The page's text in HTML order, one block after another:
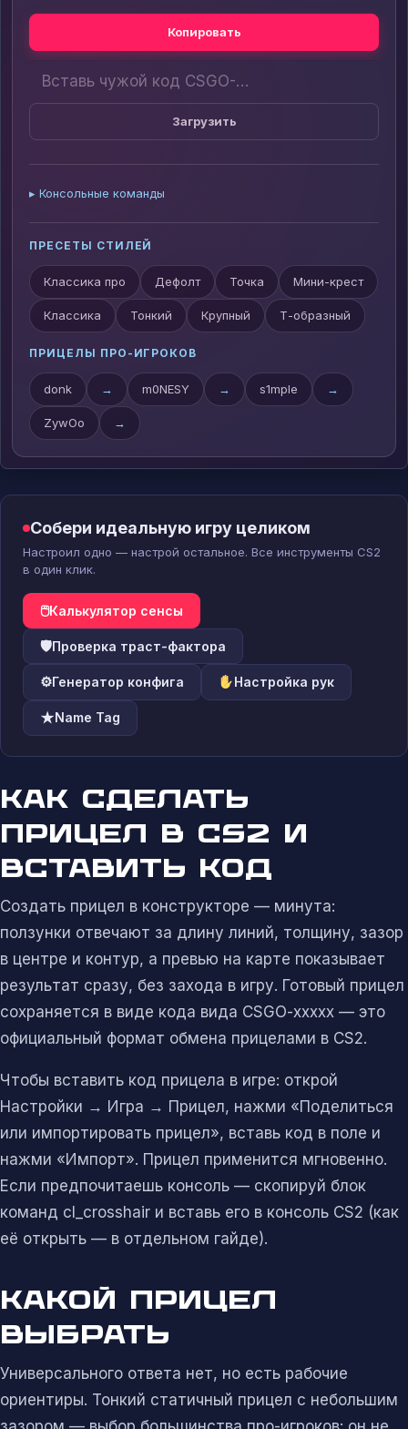
Копировать
Загрузить
Консольные команды
ПРЕСЕТЫ СТИЛЕЙ
Классика про Дефолт Точка Мини-крест
Классика Тонкий Крупный Т-образный
ПРИЦЕЛЫ ПРО-ИГРОКОВ
donk → m0NESY → s1mple →
ZywOo →
Собери идеальную игру целиком
Настроил одно — настрой остальное. Все инструменты CS2
в один клик.
🖱Калькулятор сенсы
🛡Проверка траст-фактора
⚙Генератор конфига Настройка рук
★Name Tag
КАК СДЕЛАТЬ
ПРИЦЕЛ В CS2 И
ВСТАВИТЬ КОД
Создать прицел в конструкторе — минута:
ползунки отвечают за длину линий, толщину, зазор
в центре и контур, а превью на карте показывает
результат сразу, без захода в игру. Готовый прицел
сохраняется в виде кода вида CSGO-xxxxx — это
официальный формат обмена прицелами в CS2.
Чтобы вставить код прицела в игре: открой
Настройки → Игра → Прицел, нажми «Поделиться
или импортировать прицел», вставь код в поле и
нажми «Импорт». Прицел применится мгновенно.
Если предпочитаешь консоль — скопируй блок
команд cl_crosshair и вставь его в консоль CS2 (как
её открыть — в отдельном гайде).
КАКОЙ ПРИЦЕЛ
ВЫБРАТЬ
Универсального ответа нет, но есть рабочие
ориентиры. Тонкий статичный прицел с небольшим